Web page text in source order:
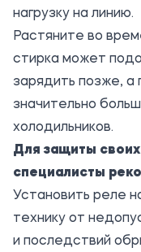
нагрузку на линию.
Растяните во
стирка может
зарядить позже, а
значительно
холодильников.
Для защиты
специалисты
Установить реле
технику от
и последствий